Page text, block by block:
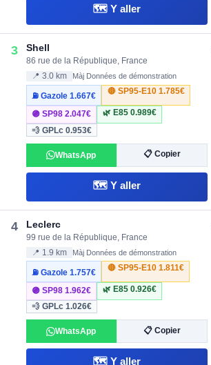
🗺️ Y aller
3 Shell
86 rue de la République, France
📍 3.0 km Màj Données de démonstration
⛽ Gazole1.667€
🔴 SP95-E10 1.785€
🟣 SP982.047€ 🌿 E85 0.989€
💨 GPLc0.953€
WhatsApp 📋 Copier
🗺️ Y aller
4 Leclerc
99 rue de la République, France
📍 1.9 km Màj Données de démonstration
⛽ Gazole1.757€
🔴 SP95-E10 1.811€
🟣 SP981.962€ 🌿 E85 0.926€
💨 GPLc1.026€
WhatsApp 📋 Copier
🗺️ Y aller